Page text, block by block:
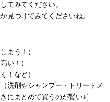
てみてください。
見つけてみてくださいね。
まう！）
い！）
！など）
洗剤やシャンプー・トリートメ
にまとめて買うのが賢い♪）